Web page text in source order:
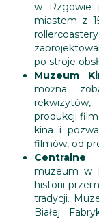
w Rzgowie
miastem z
po stroje
Muzeum
można
produkcji
kina i
filmów, od
Centralne
muzeum w
historii
tradycji.
Białej